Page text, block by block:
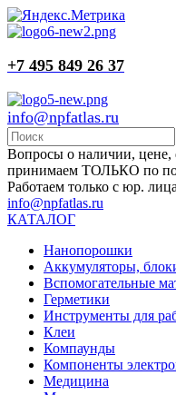
+7 495 849 26 37
info@npfatlas.ru
Вопросы о наличии, цене,
принимаем ТОЛЬКО по
Работаем только с юр.
info@npfatlas.ru
КАТАЛОГ
Нанопорошки
Аккумуляторы,
Вспомогательные
Герметики
Инструменты для
Клеи
Компаунды
Компоненты
Медицина